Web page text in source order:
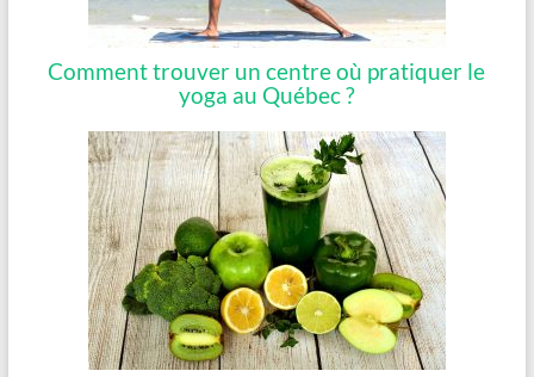
Comment trouver un centre où pratiquer le
yoga au Québec ?